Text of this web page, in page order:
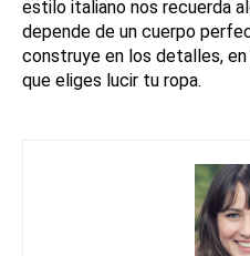
estilo italiano nos recuerda
depende de un cuerpo
construye en los detalles,
que eliges lucir tu ropa.